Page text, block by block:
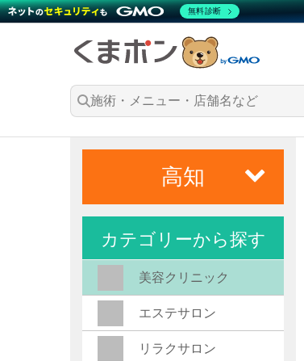
高知
カテゴリーから探す
美容クリニック
エステサロン
リラクサロン
無料診断